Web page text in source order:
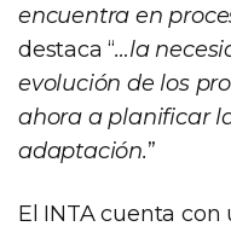
encuentra en
destaca “…la
evolución de los
ahora a planificar
adaptación.”
El INTA cuenta